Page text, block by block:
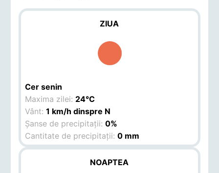
ZIUA
Cer senin
Maxima zilei: 24°C
Vânt:1 km/h dinspre N
Șanse de precipitații:0%
Cantitate de precipitații:0 mm
NOAPTEA